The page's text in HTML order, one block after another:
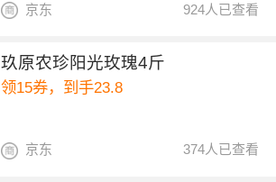
924人已查看
京东
玖原农珍阳光玫瑰4斤
领15券，到手23.8
374人已查看
京东